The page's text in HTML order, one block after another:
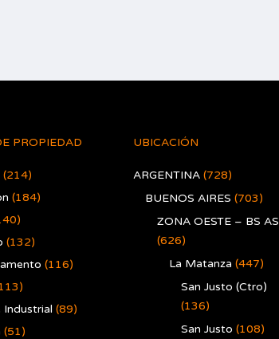
PROPIEDAD
(214)
(184)
(132)
(116)
Industrial (89)
(51)
UBICACIÓN
ARGENTINA(728)
BUENOS AIRES (703)
ZONA OESTE – BS AS
(626)
La Matanza (447)
San Justo (Ctro)
(136)
San Justo (108)